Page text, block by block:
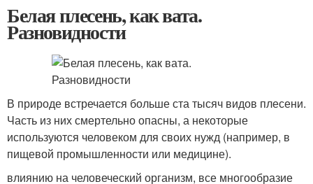
Белая плесень, как вата.
Разновидности
В природе встречается больше ста тысяч видов плесени.
Часть из них смертельно опасны, а некоторые
используются человеком для своих нужд (например, в
пищевой промышленности или медицине).
влиянию на человеческий организм, все многообразие